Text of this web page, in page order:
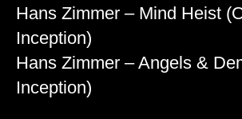
Hans Zimmer – Mind Heist
Inception)
Hans Zimmer – Angels &
Inception)